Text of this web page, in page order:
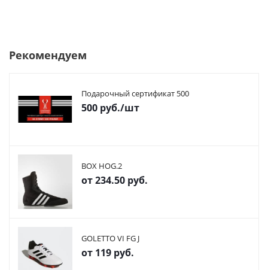
Рекомендуем
Подарочный сертификат 500
500 руб./шт
BOX HOG.2
от234.50 руб.
GOLETTO VI FG J
от 119 руб.